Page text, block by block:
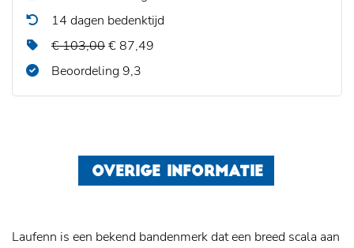
14 dagen bedenktijd
€ 103,00€ 87,49
Beoordeling 9,3
OVERIGE INFORMATIE
Laufenn is een bekend bandenmerk dat een breed scala aan